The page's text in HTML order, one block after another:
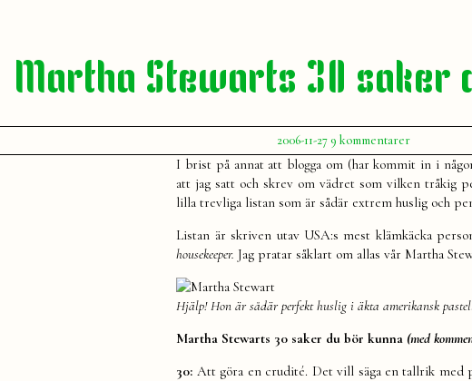
Martha Stewarts 30 saker
Publicerat
av
Julia
2006-11-27 9 kommentarertill
Martha
Stewarts
30
saker
bör
kunna!
I brist på annat att blogga om (har kommit in i
att jag satt och skrev om vädret som vilken tråkig
lilla trevliga listan som är sådär extrem huslig och
Listan är skriven utav USA:s mest klämkäcka
housekeeper.Jag pratar såklart om allas vår Martha
Hjälp! Hon är sådär perfekt huslig i äkta amerikansk
Martha Stewarts 30 saker du bör kunna (med
30: Att göra en crudité. Det vill säga en tallrik